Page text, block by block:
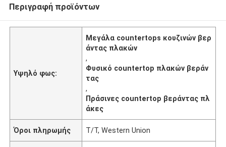
Περιγραφή προϊόντων
Υψηλό φως:
Μεγάλα countertops κουζινών βερ
άντας πλακών
,
Φυσικό countertop πλακών βεράν
τας
,
Πράσινες countertop βεράντας πλ
άκες
Όροι πληρωμής T/T, Western Union